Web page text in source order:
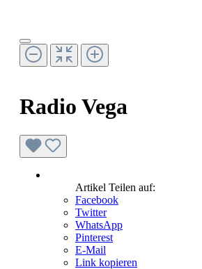
Radio Vega
Artikel Teilen auf:
Facebook
Twitter
WhatsApp
Pinterest
E-Mail
Link kopieren